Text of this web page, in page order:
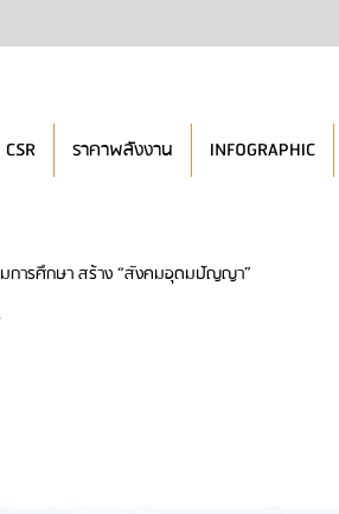
CSR ราคาพลังงาน INFOGRAPHIC
การศึกษา สร้าง “สังคมอุดมปัญญา”